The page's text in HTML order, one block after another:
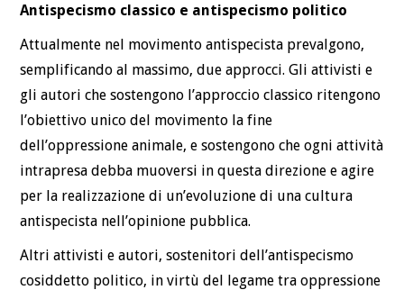
Antispecismo classico e antispecismo politico
Attualmente nel movimento antispecista prevalgono,
semplificando al massimo, due approcci. Gli attivisti e
gli autori che sostengono l’approccio classico ritengono
l’obiettivo unico del movimento la fine
dell’oppressione animale, e sostengono che ogni attività
intrapresa debba muoversi in questa direzione e agire
per la realizzazione di un’evoluzione di una cultura
antispecista nell’opinione pubblica.
Altri attivisti e autori, sostenitori dell’antispecismo
cosiddetto politico, in virtù del legame tra oppressione